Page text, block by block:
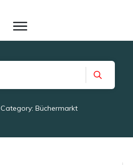
Category: Büchermarkt